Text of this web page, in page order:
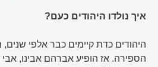
איך נולדו היהודים כעם?
היהודים כדת קיימים כבר אלפי
הספירה. אז הופיע אברהם אבינו,